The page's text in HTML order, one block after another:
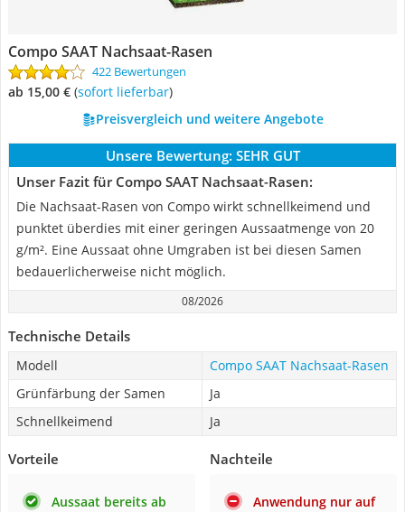
Compo SAAT Nachsaat-Rasen
422 Bewertungen
ab 15,00 € ( Sofort lieferbar)
Preisvergleich und weitere Angebote
Unsere Bewertung: SEHR GUT
Unser Fazit für Compo SAAT Nachsaat-Rasen:
Die Nachsaat-Rasen von Compo wirkt schnellkeimend und
punktet überdies mit einer geringen Aussaatmenge von 20
g/m². Eine Aussaat ohne Umgraben ist bei diesen Samen
bedauerlicherweise nicht möglich.
08/2026
Technische Details
Modell
Compo SAAT Nachsaat-Rasen
Grünfärbung der Samen
Ja
Schnellkeimend
Ja
Vorteile
Aussaat bereits ab
Nachteile
Anwendung nur auf